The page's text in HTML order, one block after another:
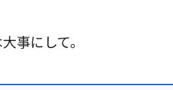
事にして。